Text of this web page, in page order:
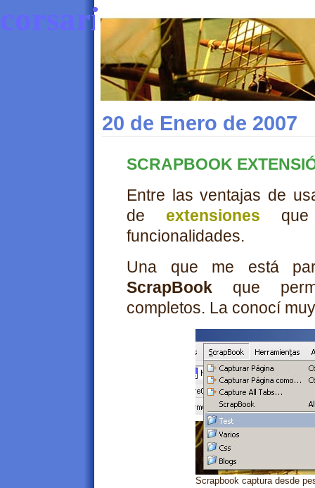
corsaria
20 de Enero de 2007
SCRAPBOOK
Entre las ventajas de
de extensiones que
funcionalidades.
Una que me está
ScrapBook que
completos. La conocí
Scrapbook captura desde